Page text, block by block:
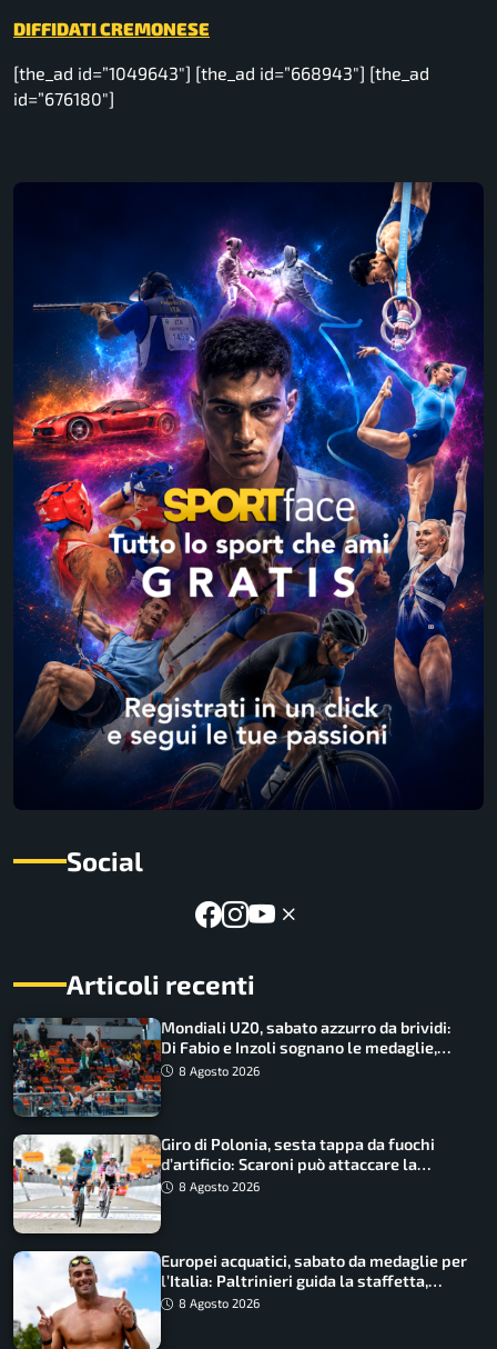
DIFFIDATI CREMONESE
[the_ad id=”1049643″] [the_ad id=”668943″] [the_ad
id=”676180″]
Social
Articoli recenti
Mondiali U20, sabato azzurro da brividi:
Di Fabio e Inzoli sognano le medaglie,
Castellani e Succo in finale
8 Agosto 2026
Giro di Polonia, sesta tappa da fuochi
d’artificio: Scaroni può attaccare la
maglia di Lemmen
8 Agosto 2026
Europei acquatici, sabato da medaglie per
l’Italia: Paltrinieri guida la staffetta,
Barnabà sogna l’oro dalle grandi altezze
8 Agosto 2026